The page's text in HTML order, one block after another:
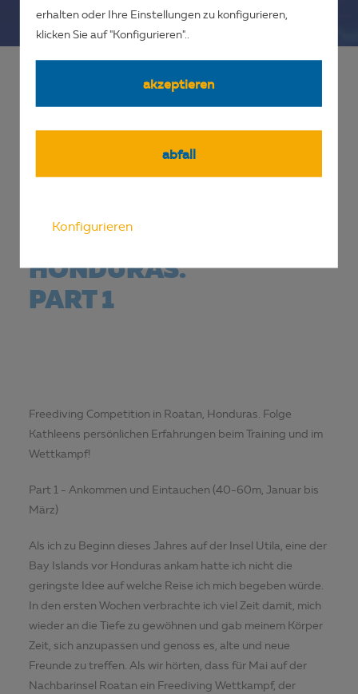
FREEDIVING
IN ROATAN,
HONDURAS.
PART 1
Freediving Competition in Roatan, Honduras. Folge
Kathleens persönlichen Erfahrungen beim Training und im
Wettkampf!
Part 1 - Ankommen und Eintauchen (40-60m, Januar bis
März)
Als ich zu Beginn dieses Jahres auf der Insel Utila, eine der
Bay Islands vor Honduras ankam hatte ich nicht die
geringste Idee auf welche Reise ich mich begeben würde.
In den ersten Wochen verbrachte ich viel Zeit damit, mich
wieder an die Tiefe zu gewöhnen und gab meinem Körper
Zeit, sich anzupassen und genoss es, alte und neue
Freunde zu treffen. Als wir hörten, dass für Mai auf der
Nachbarinsel Roatan ein Freediving Wettkampf, der
erhalten oder Ihre Einstellungen zu konfigurieren,
klicken Sie auf "Konfigurieren"..
akzeptieren
abfall
Konfigurieren